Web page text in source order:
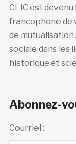
CLIC est
francophone de
de
sociale dans les
historique et
Abonnez-
Courriel :